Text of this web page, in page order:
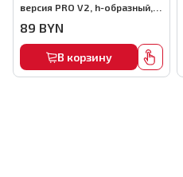
версия PRO V2, h-образный,
арт.1665
89 BYN
В корзину